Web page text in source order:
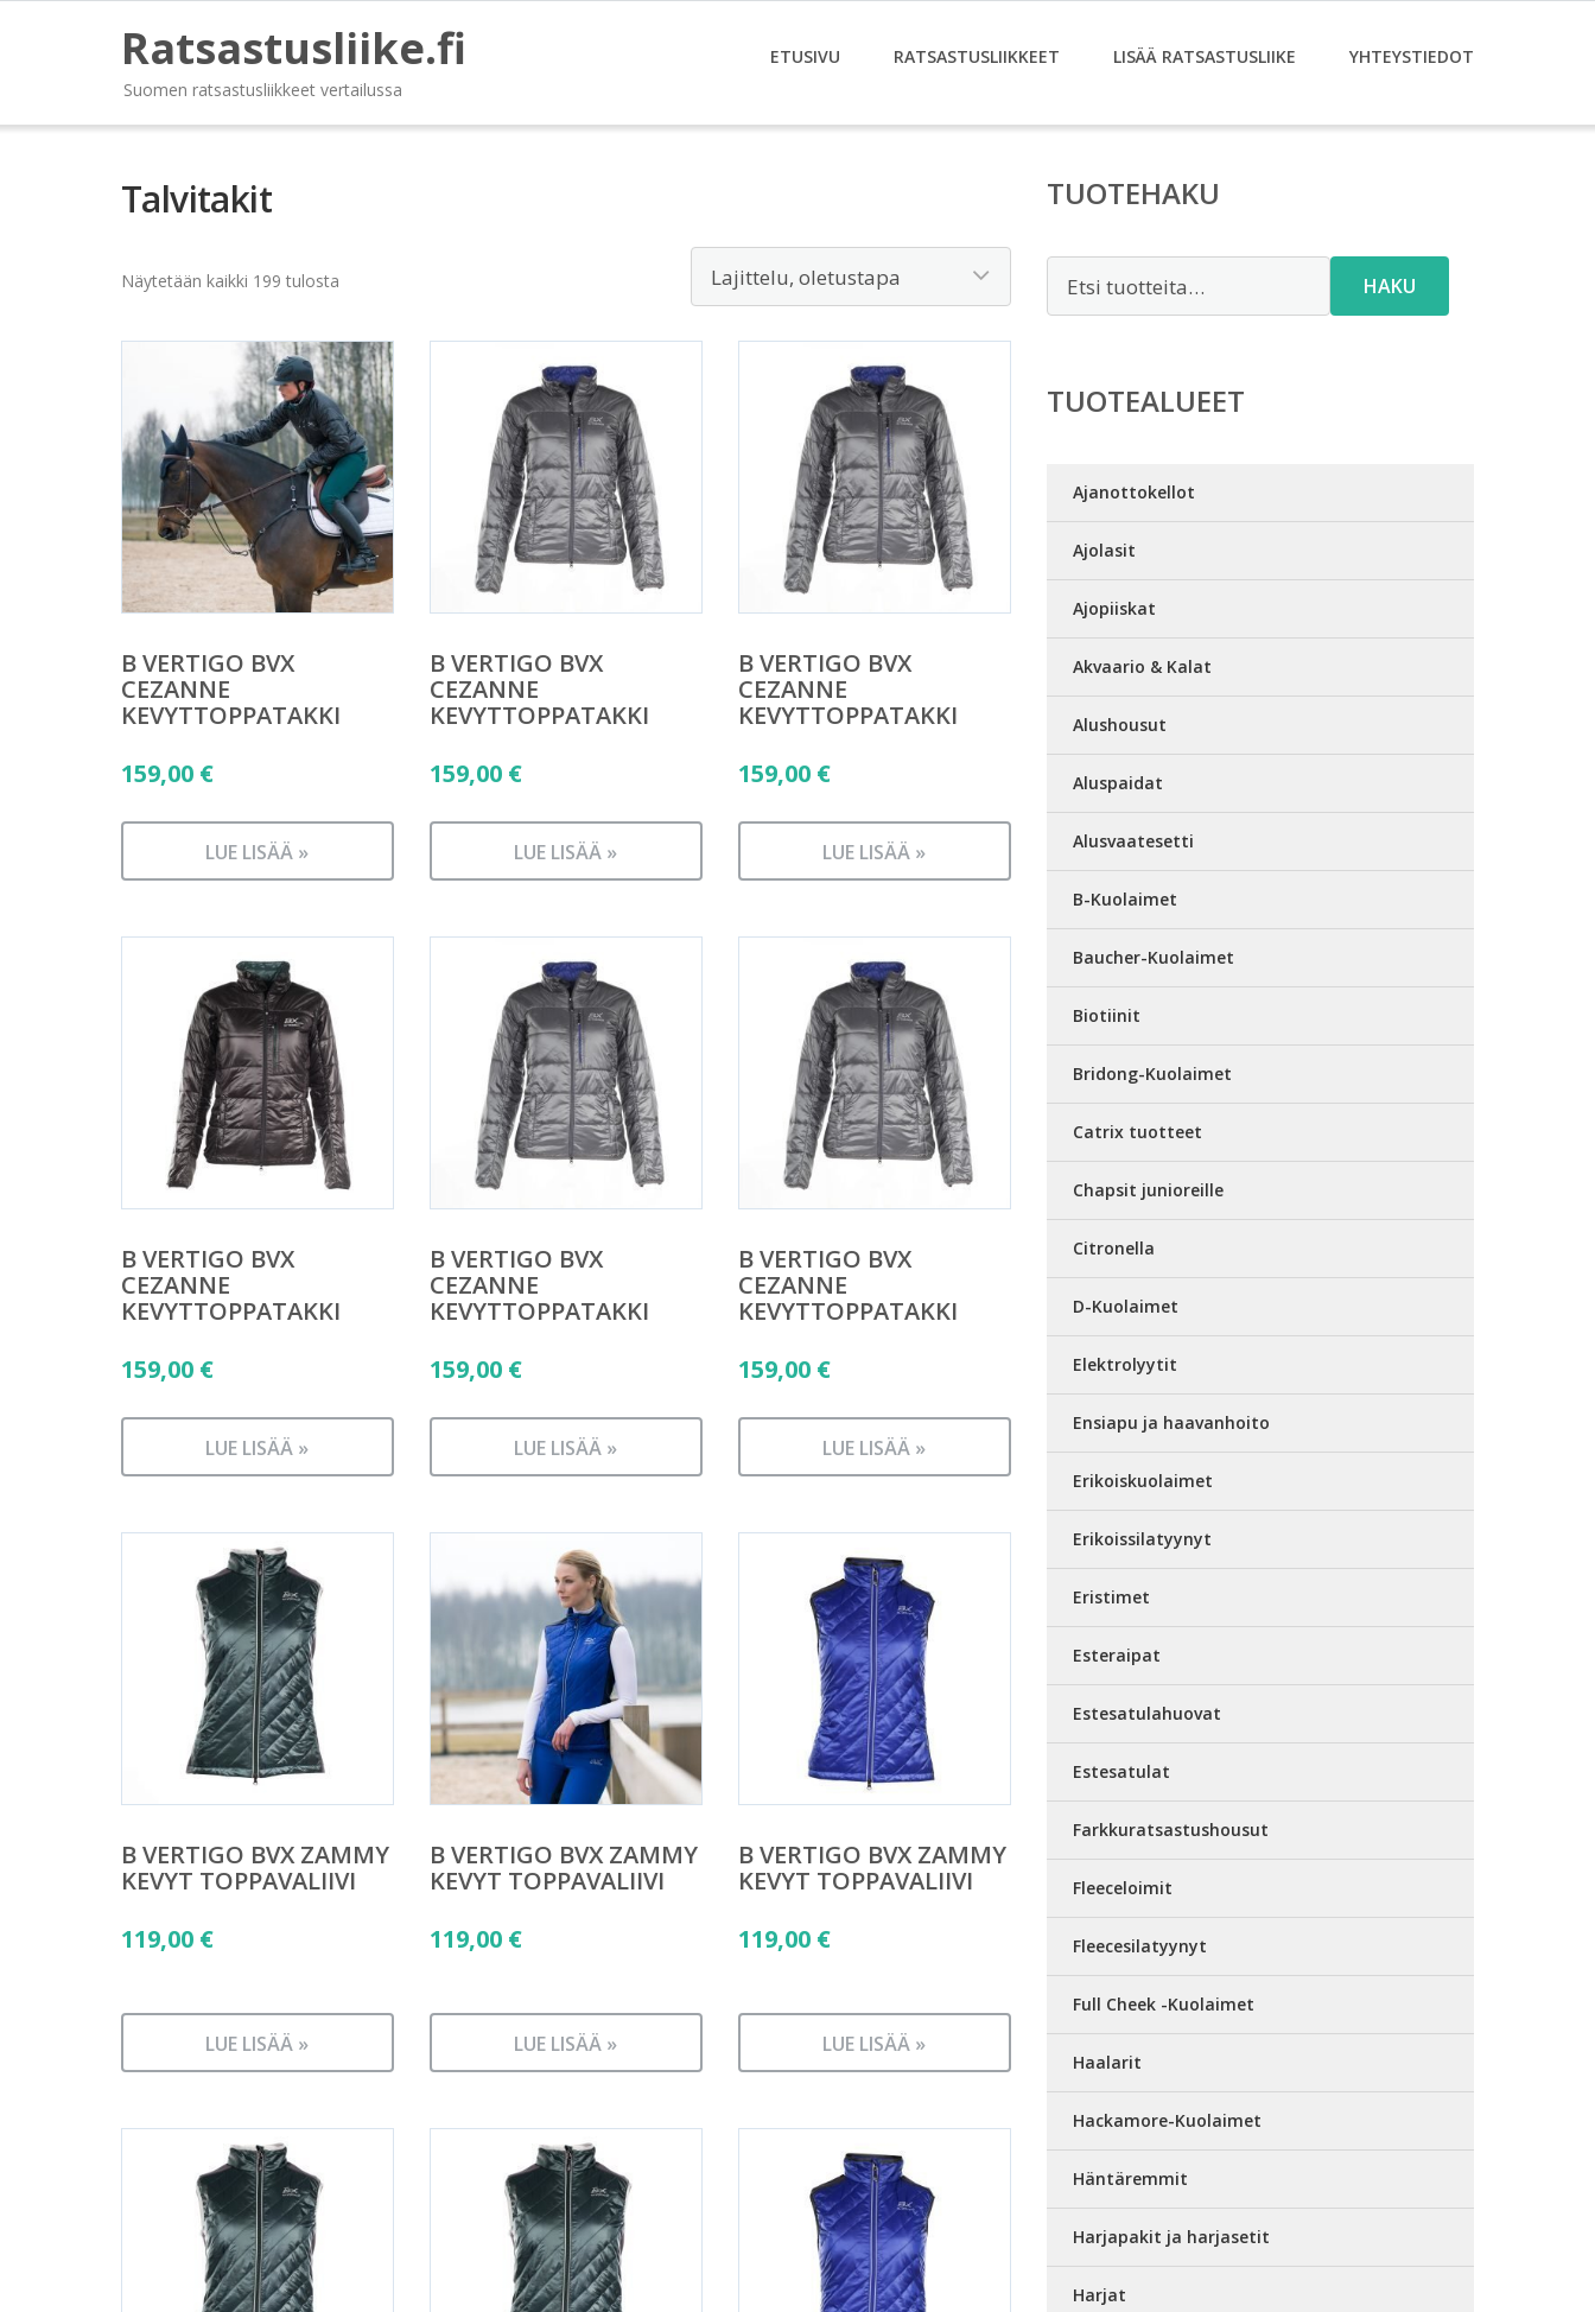
Ratsastusliike.fi
Suomen ratsastusliikkeet vertailussa
ETUSIVU RATSASTUSLIIKKEET LISÄÄ RATSASTUSLIIKE YHTEYSTIEDOT
Talvitakit
Näytetään kaikki 199 tulosta
B VERTIGO BVX
CEZANNE
KEVYTTOPPATAKKI
159,00 €
LUE LISÄÄ »
B VERTIGO BVX
CEZANNE
KEVYTTOPPATAKKI
159,00 €
LUE LISÄÄ »
B VERTIGO BVX
CEZANNE
KEVYTTOPPATAKKI
159,00 €
LUE LISÄÄ »
B VERTIGO BVX
CEZANNE
KEVYTTOPPATAKKI
159,00 €
LUE LISÄÄ »
B VERTIGO BVX
CEZANNE
KEVYTTOPPATAKKI
159,00 €
LUE LISÄÄ »
B VERTIGO BVX
CEZANNE
KEVYTTOPPATAKKI
159,00 €
LUE LISÄÄ »
B VERTIGO BVX ZAMMY
KEVYT TOPPAVALIIVI
119,00 €
LUE LISÄÄ »
B VERTIGO BVX ZAMMY
KEVYT TOPPAVALIIVI
119,00 €
LUE LISÄÄ »
B VERTIGO BVX ZAMMY
KEVYT TOPPAVALIIVI
119,00 €
LUE LISÄÄ »
TUOTEHAKU
HAKU
TUOTEALUEET
Ajanottokellot
Ajolasit
Ajopiiskat
Akvaario & Kalat
Alushousut
Aluspaidat
Alusvaatesetti
B-Kuolaimet
Baucher-Kuolaimet
Biotiinit
Bridong-Kuolaimet
Catrix tuotteet
Chapsit junioreille
Citronella
D-Kuolaimet
Elektrolyytit
Ensiapu ja haavanhoito
Erikoiskuolaimet
Erikoissilatyynyt
Eristimet
Esteraipat
Estesatulahuovat
Estesatulat
Farkkuratsastushousut
Fleeceloimit
Fleecesilatyynyt
Full Cheek -Kuolaimet
Haalarit
Hackamore-Kuolaimet
Häntäremmit
Harjapakit ja harjasetit
Harjat